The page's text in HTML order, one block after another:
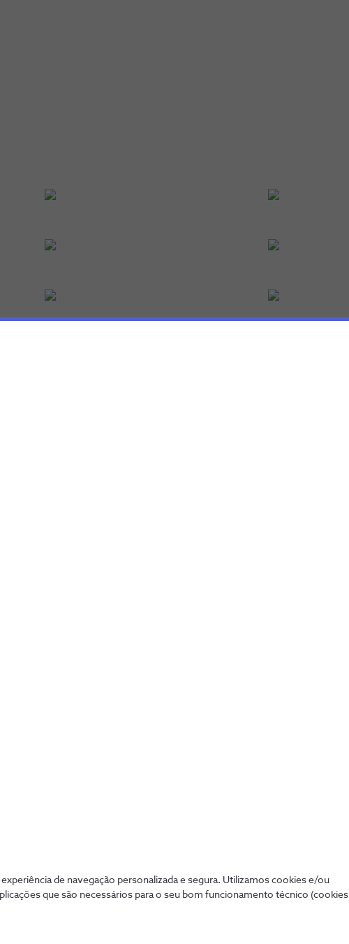
de navegação personalizada e segura. Utilizamos cookies e/ou
que são necessários para o seu bom funcionamento técnico (cookies